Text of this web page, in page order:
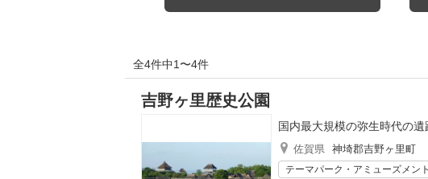
全4件中1〜4件
吉野ヶ里歴史公園
国内最大規模の弥生時代の遺
佐賀県 神埼郡吉野ヶ里町
テーマパーク・アミューズメン